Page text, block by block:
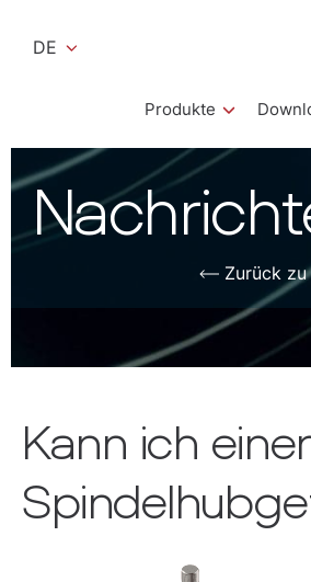
DE
Produkte
Zurück
Kann ich